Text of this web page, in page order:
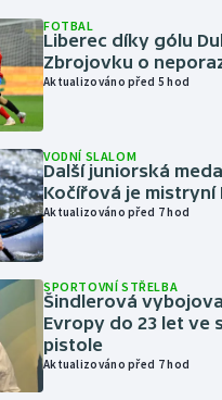
FOTBAL
Liberec díky gólu
Zbrojovku o
Aktualizováno před 5 hod
VODNÍ SLALOM
Další juniorská
Kočířová je mistryní
Aktualizováno před 7 hod
SPORTOVNÍ STŘELBA
Šindlerová
Evropy do 23 let ve
pistole
Aktualizováno před 7 hod